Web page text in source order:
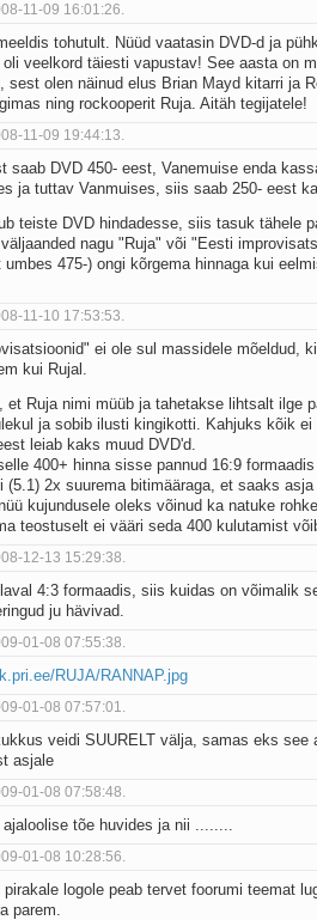
11-09 16:01:26.
tohutult. Nüüd vaatasin DVD-d ja
veelkord täiesti vapustav! See aasta on
sest olen näinud elus Brian Mayd kitarri ja
ning rockooperit Ruja. Aitäh tegijatele!
11-09 19:44:13.
saab DVD 450- eest, Vanemuise enda
ja tuttav Vanmuises, siis saab 250- eest
teiste DVD hindadesse, siis tasuk tähele
nagu "Ruja" või "Eesti
475-) ongi kõrgema hinnaga kui
11-10 17:53:53.
ei ole sul massidele mõeldud,
kui Rujal.
et Ruja nimi müüb ja tahetakse lihtsalt ilge
ja sobib ilusti kingikotti. Kahjuks kõik ei
leiab kaks muud DVD'd.
400+ hinna sisse pannud 16:9
(5.1) 2x suurema bitimääraga, et saaks
kujundusele oleks võinud ka natuke
teostuselt ei vääri seda 400 kulutamist
12-13 15:29:38.
4:3 formaadis, siis kuidas on võimalik
ju hävivad.
01-08 07:55:38.
RUJA/RANNAP.jpg
01-08 07:57:01.
veidi SUURELT välja, samas eks see
asjale
01-08 07:58:48.
ajaloolise tõe huvides ja nii ........
01-08 10:28:56.
pirakale logole peab tervet foorumi teemat
parem.